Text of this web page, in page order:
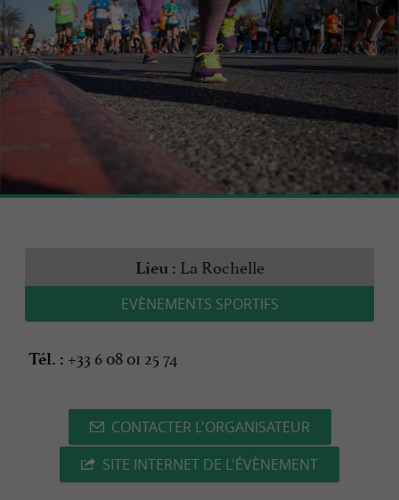
Lieu : La Rochelle
EVÈNEMENTS SPORTIFS
Tél. : +33 6 08 01 25 74
CONTACTER L'ORGANISATEUR
SITE INTERNET DE L'ÉVÈNEMENT